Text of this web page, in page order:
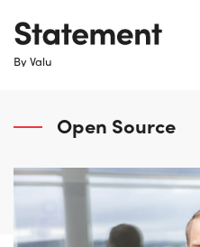
By Valu
Open Source